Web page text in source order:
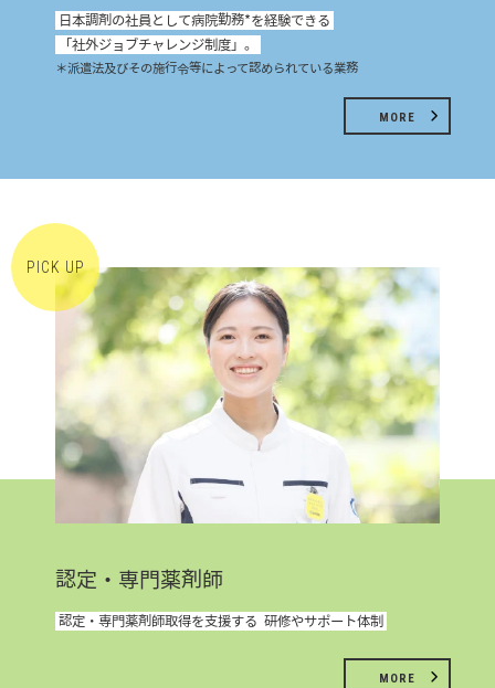
日本調剤の社員として病院勤務*を経験できる
「社外ジョブチャレンジ制度」。
＊派遣法及びその施行令等によって認められている業務
MORE
認定・専門薬剤師
認定・専門薬剤師取得を支援する 研修やサポート体制
MORE